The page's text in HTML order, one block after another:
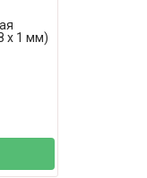
х 1 мм)